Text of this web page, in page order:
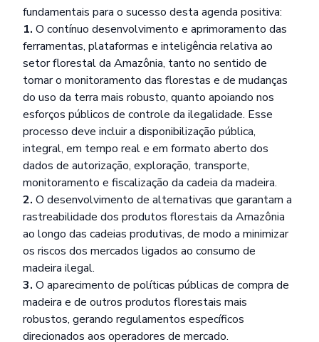
fundamentais para o sucesso desta agenda positiva:
1. O contínuo desenvolvimento e aprimoramento das
ferramentas, plataformas e inteligência relativa ao
setor florestal da Amazônia, tanto no sentido de
tornar o monitoramento das florestas e de mudanças
do uso da terra mais robusto, quanto apoiando nos
esforços públicos de controle da ilegalidade. Esse
processo deve incluir a disponibilização pública,
integral, em tempo real e em formato aberto dos
dados de autorização, exploração, transporte,
monitoramento e fiscalização da cadeia da madeira.
2. O desenvolvimento de alternativas que garantam a
rastreabilidade dos produtos florestais da Amazônia
ao longo das cadeias produtivas, de modo a minimizar
os riscos dos mercados ligados ao consumo de
madeira ilegal.
3. O aparecimento de políticas públicas de compra de
madeira e de outros produtos florestais mais
robustos, gerando regulamentos específicos
direcionados aos operadores de mercado.